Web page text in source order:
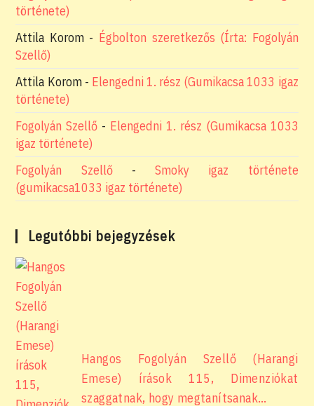
története)
Attila Korom- Égbolton szeretkezős (Írta: Fogolyán
Szellő)
Attila Korom- Elengedni 1. rész (Gumikacsa 1033 igaz
története)
Fogolyán Szellő - Elengedni 1. rész (Gumikacsa 1033
igaz története)
Fogolyán Szellő-Smoky igaz története
(gumikacsa1033 igaz története)
Legutóbbi bejegyzések
Hangos Fogolyán Szellő (Harangi
Emese) írások 115, Dimenziókat
szaggatnak, hogy megtanítsanak…